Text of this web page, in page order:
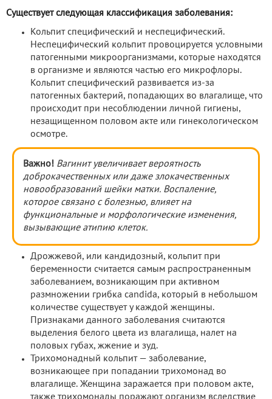
Существует следующая классификация заболевания:
Кольпит специфический и неспецифический.
Неспецифический кольпит провоцируется условными
патогенными микроорганизмами, которые находятся
в организме и являются частью его микрофлоры.
Кольпит специфический развивается из-за
патогенных бактерий, попадающих во влагалище, что
происходит при несоблюдении личной гигиены,
незащищенном половом акте или гинекологическом
осмотре.
Важно! Вагинит увеличивает вероятность
доброкачественных или даже злокачественных
новообразований шейки матки. Воспаление,
которое связано с болезнью, влияет на
функциональные и морфологические изменения,
вызывающие атипию клеток.
Дрожжевой, или кандидозный, кольпит при
беременности считается самым распространенным
заболеванием, возникающим при активном
размножении грибка candida, который в небольшом
количестве существует у каждой женщины.
Признаками данного заболевания считаются
выделения белого цвета из влагалища, налет на
половых губах, жжение и зуд.
Трихомонадный кольпит — заболевание,
возникающее при попадании трихомонад во
влагалище. Женщина заражается при половом акте,
также трихомонады поражают организм вследствие